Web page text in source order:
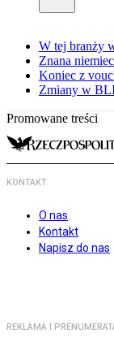
W tej branży
Znana
Koniec z
Zmiany w
Promowane treści
KONTAKT
O nas
Kontakt
Napisz do nas
REKLAMA I